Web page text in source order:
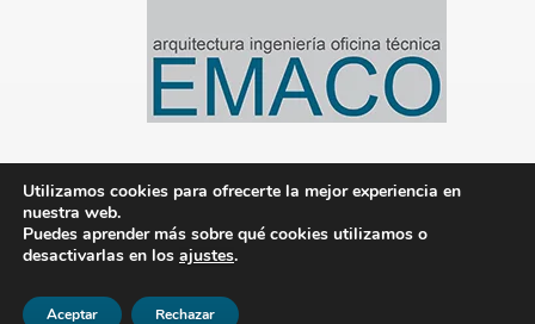
© 2020-2024 Emaco Gestión de Proyectos S.L. |
Aviso legal|Política de privacidad
Utilizamos cookies para ofrecerte la mejor experiencia en
nuestra web.
Puedes aprender más sobre qué cookies utilizamos o
desactivarlas en los ajustes.
Aceptar Rechazar